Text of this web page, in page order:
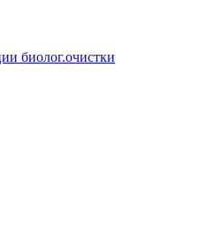
биолог.очистки